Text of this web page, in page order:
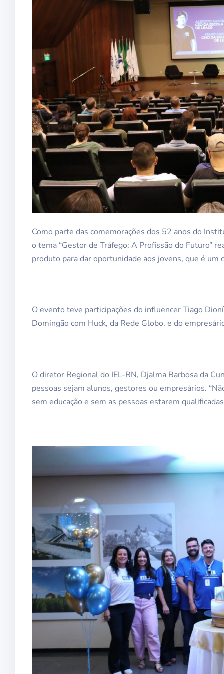
Como parte das comemorações dos 52 anos do
o tema “Gestor de Tráfego: A Profissão do Futuro”
produto para dar oportunidade aos jovens, que é um
O evento teve participações do influencer Tiago
Domingão com Huck, da Rede Globo, e do
O diretor Regional do IEL-RN, Djalma Barbosa da
pessoas sejam alunos, gestores ou empresários.
sem educação e sem as pessoas estarem